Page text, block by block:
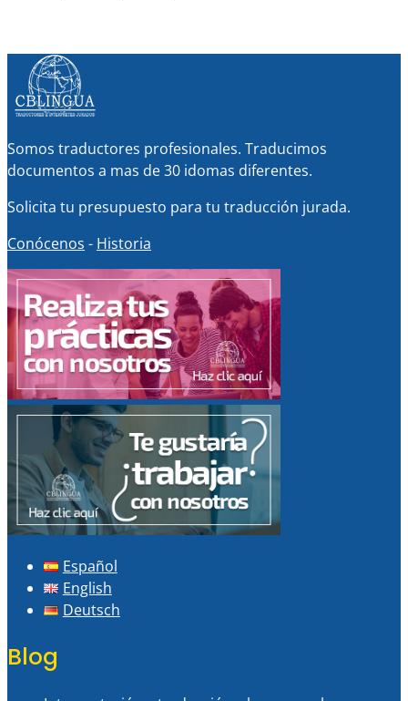
Somos traductores profesionales. Traducimos
documentos a mas de 30 idomas diferentes.
Solicita tu presupuesto para tu traducción jurada.
Conócenos - Historia
Español
English
Deutsch
Blog